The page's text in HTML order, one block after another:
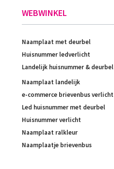
WEBWINKEL
Naamplaat met deurbel
Huisnummer ledverlicht
Landelijk huisnummer & deurbel
Naamplaat landelijk
e-commerce brievenbus verlicht
Led huisnummer met deurbel
Huisnummer verlicht
Naamplaat ralkleur
Naamplaatje brievenbus